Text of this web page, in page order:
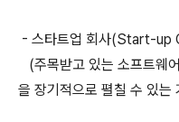
- 스타트업 회사(Start-up
(주목받고 있는 소프트웨
을 장기적으로 펼칠 수 있